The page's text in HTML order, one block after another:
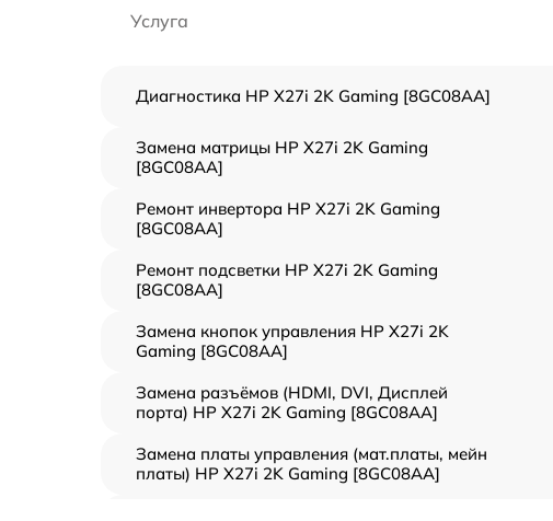
Услуга
Диагностика HP X27i 2K Gaming [8GC08AA]
Замена матрицы HP X27i 2K Gaming
[8GC08AA]
Ремонт инвертора HP X27i 2K Gaming
[8GC08AA]
Ремонт подсветки HP X27i 2K Gaming
[8GC08AA]
Замена кнопок управления HP X27i 2K
Gaming [8GC08AA]
Замена разъёмов (HDMI, DVI, Дисплей
порта) HP X27i 2K Gaming [8GC08AA]
Замена платы управления (мат.платы, мейн
платы) HP X27i 2K Gaming [8GC08AA]